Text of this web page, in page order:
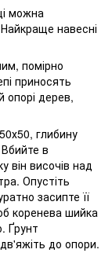
можна
навесні
помірно
приносять
опорі дерев,
глибину
в
він височів над
Опустіть
засипте її
коренева шийка
Ґрунт
до опори.